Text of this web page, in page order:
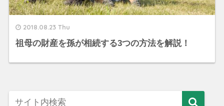
2018.08.23 Thu
祖母の財産を孫が相続する3つの方法を解説！